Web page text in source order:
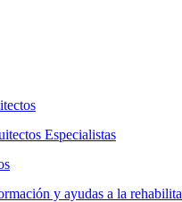
Especialistas
y ayudas a la